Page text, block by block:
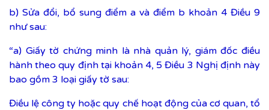
b) Sửa đổi, bổ sung điểm a và điểm b khoản 4 Điều 9
như sau:
“a) Giấy tờ chứng minh là nhà quản lý, giám đốc điều
hành theo quy định tại khoản 4, 5 Điều 3 Nghị định này
bao gồm 3 loại giấy tờ sau:
Điều lệ công ty hoặc quy chế hoạt động của cơ quan, tổ